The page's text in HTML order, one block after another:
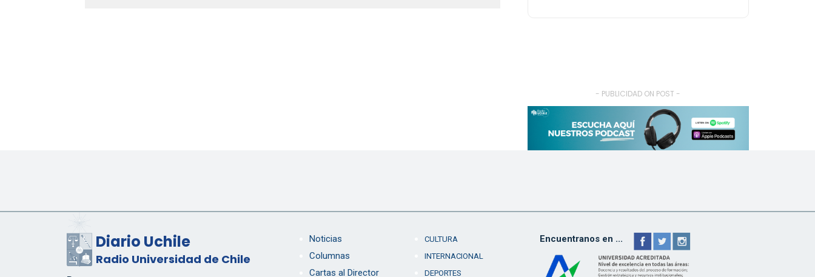
- PUBLICIDAD ON POST -
Diario Uchile
Radio Universidad de Chile
Noticias
Columnas
Cartas al Director
CULTURA
INTERNACIONAL
DEPORTES
Encuentranos en ...